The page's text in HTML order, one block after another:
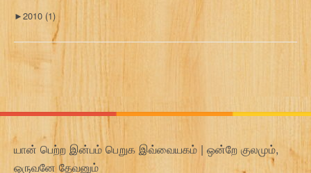
►2010 (1)
யான் பெற்ற இன்பம் பெறுக இவ்வையகம் | ஒன்றே குலமும்,
ஒருவனே தேவனும்